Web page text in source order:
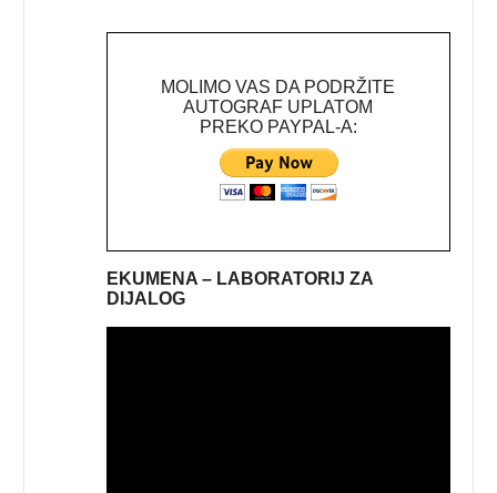
MOLIMO VAS DA PODRŽITE
AUTOGRAF UPLATOM
PREKO PAYPAL-A:
EKUMENA – LABORATORIJ ZA
DIJALOG